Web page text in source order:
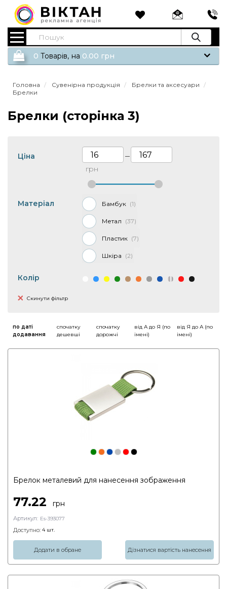
0 Tоварів, на 0.00 грн
Головна Сувенірна продукція
Брелки та аксесуари
Брелки
Брелки (сторінка 3)
Ціна —
грн
Матеріал Бамбук 1
Метал 37
Пластик 7
Шкіра 2
Колір
Скинути фільтр
по даті
додавання
спочатку
дешевші
спочатку
дорожчі
від А до Я (по
імені)
від Я до А (по
імені)
Брелок металевий для нанесення зображення
77.22 грн
Артикул: Es-393077
Доступно: 4 шт.
Додати в обране Дізнатися вартість нанесення